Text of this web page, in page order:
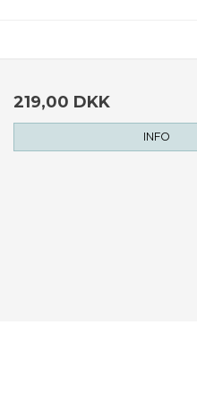
219,00 DKK
INFO